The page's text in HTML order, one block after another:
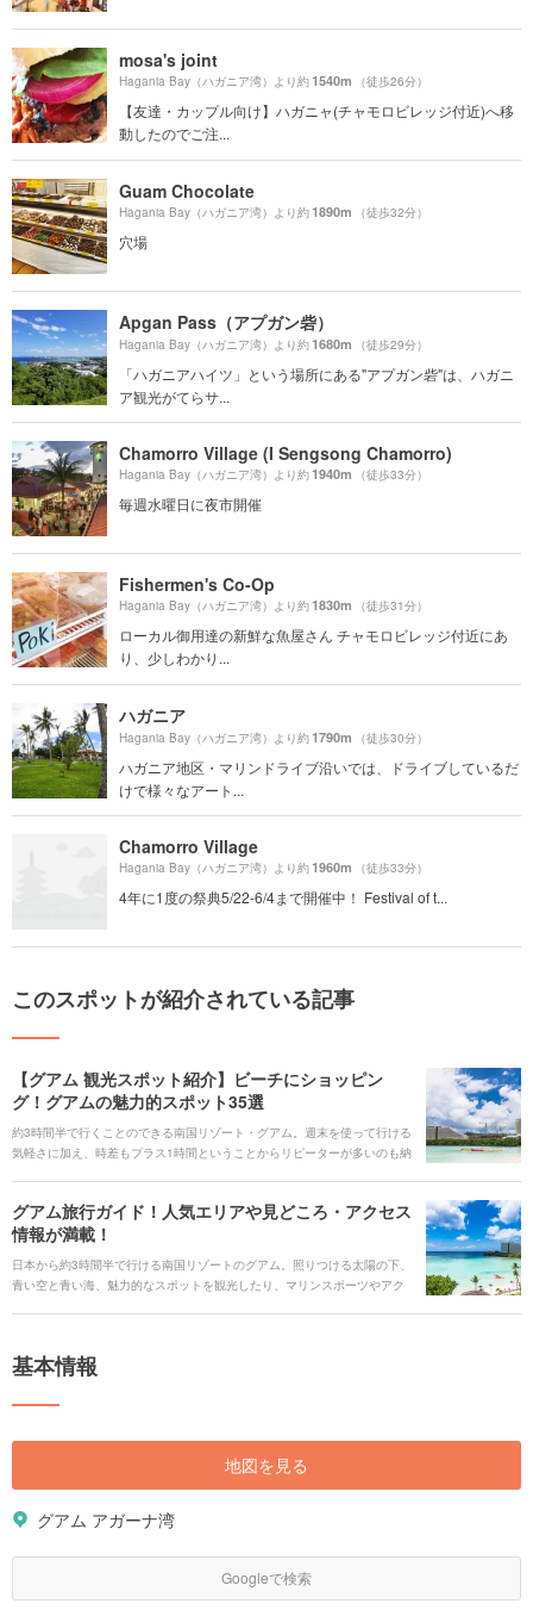
mosa's joint
Hagania Bay（ハガニア湾）より約1540m （徒歩26分）
【友達・カップル向け】ハガニャ(チャモロビレッジ付近)へ移
動したのでご注...
Guam Chocolate
Hagania Bay（ハガニア湾）より約1890m （徒歩32分）
穴場
Apgan Pass（アプガン砦）
Hagania Bay（ハガニア湾）より約1680m （徒歩29分）
「ハガニアハイツ」という場所にある"アプガン砦"は、ハガニ
ア観光がてらサ...
Chamorro Village (I Sengsong Chamorro)
Hagania Bay（ハガニア湾）より約1940m （徒歩33分）
毎週水曜日に夜市開催
Fishermen's Co-Op
Hagania Bay（ハガニア湾）より約1830m （徒歩31分）
ローカル御用達の新鮮な魚屋さん チャモロビレッジ付近にあ
り、少しわかり...
ハガニア
Hagania Bay（ハガニア湾）より約1790m （徒歩30分）
ハガニア地区・マリンドライブ沿いでは、ドライブしているだ
けで様々なアート...
Chamorro Village
Hagania Bay（ハガニア湾）より約1960m （徒歩33分）
4年に1度の祭典5/22-6/4まで開催中！ Festival of t...
このスポットが紹介されている記事
【グアム 観光スポット紹介】ビーチにショッピン
グ！グアムの魅力的スポット35選
約3時間半で行くことのできる南国リゾート・グアム。週末を使って行ける
気軽さに加え、時差もプラス1時間ということからリピーターが多いのも納
られていない穴場スポットまでグアムの魅力的スポット35選をご紹介しま
す。
グアム旅行ガイド！人気エリアや見どころ・アクセス
情報が満載！
日本から約3時間半で行ける南国リゾートのグアム。照りつける太陽の下、
青い空と青い海、魅力的なスポットを観光したり、マリンスポーツやアク
鼓もいいですね。初めての人も、リピーターも楽しめる盛りだくさんの魅
基本情報
地図を見る
グアム アガーナ湾
Googleで検索